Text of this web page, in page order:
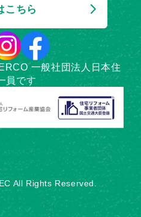
こちら
一般社団法人日本住
員です
All Rights Reserved.